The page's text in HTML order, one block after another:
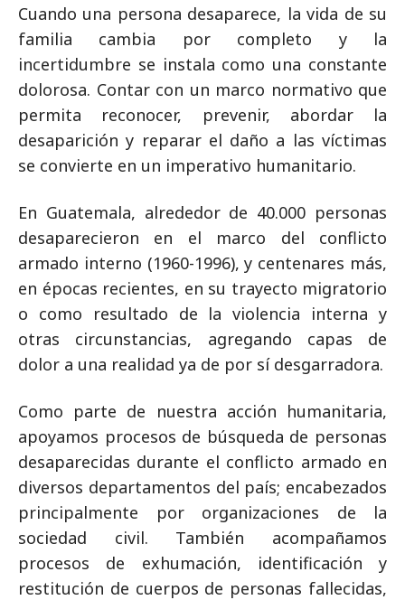
Cuando una persona desaparece, la vida de su
familia cambia por completo y la
incertidumbre se instala como una constante
dolorosa. Contar con un marco normativo que
permita reconocer, prevenir, abordar la
desaparición y reparar el daño a las víctimas
se convierte en un imperativo humanitario.
En Guatemala, alrededor de 40.000 personas
desaparecieron en el marco del conflicto
armado interno (1960-1996), y centenares más,
en épocas recientes, en su trayecto migratorio
o como resultado de la violencia interna y
otras circunstancias, agregando capas de
dolor a una realidad ya de por sí desgarradora.
Como parte de nuestra acción humanitaria,
apoyamos procesos de búsqueda de personas
desaparecidas durante el conflicto armado en
diversos departamentos del país; encabezados
principalmente por organizaciones de la
sociedad civil. También acompañamos
procesos de exhumación, identificación y
restitución de cuerpos de personas fallecidas,